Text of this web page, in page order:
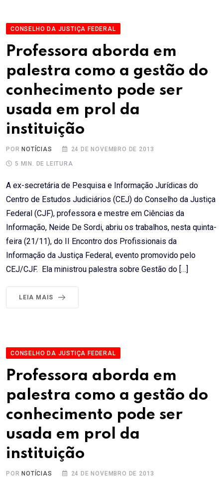
CONSELHO DA JUSTIÇA FEDERAL
Professora aborda em
palestra como a gestão do
conhecimento pode ser
usada em prol da
instituição
POR NOTÍCIAS 24 DE NOVEMBRO DE 2013
5 MIN. DE LEITURA
A ex-secretária de Pesquisa e Informação Jurídicas do
Centro de Estudos Judiciários (CEJ) do Conselho da Justiça
Federal (CJF), professora e mestre em Ciências da
Informação, Neide De Sordi, abriu os trabalhos, nesta quinta-
feira (21/11), do II Encontro dos Profissionais da
Informação da Justiça Federal, evento promovido pelo
CEJ/CJF. Ela ministrou palestra sobre Gestão do […]
LEIA MAIS
CONSELHO DA JUSTIÇA FEDERAL
Professora aborda em
palestra como a gestão do
conhecimento pode ser
usada em prol da
instituição
POR NOTÍCIAS 24 DE NOVEMBRO DE 2013